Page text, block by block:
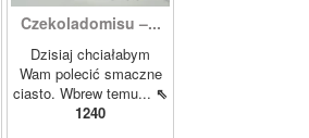
Czekoladomisu –...
Dzisiaj chciałabym
Wam polecić smaczne
ciasto. Wbrew temu... ⇖
1240